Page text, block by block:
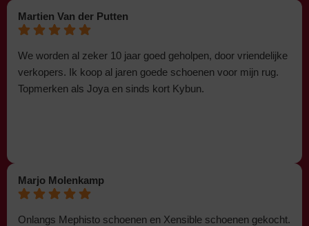
Martien Van der Putten
We worden al zeker 10 jaar goed geholpen, door vriendelijke
verkopers. Ik koop al jaren goede schoenen voor mijn rug.
Topmerken als Joya en sinds kort Kybun.
Marjo Molenkamp
Onlangs Mephisto schoenen en Xensible schoenen gekocht.